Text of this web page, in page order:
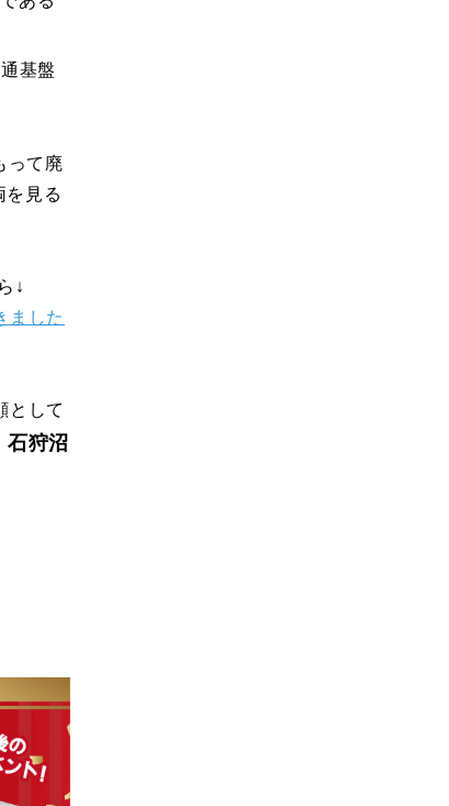
基盤
って廃
見る
↓
ました
として
石狩沼